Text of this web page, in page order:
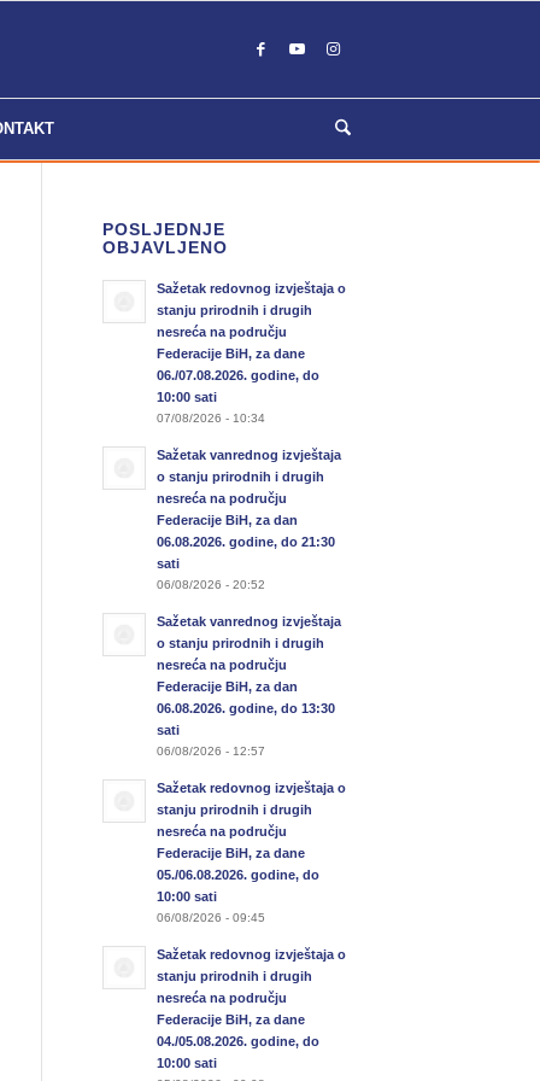
POSLJEDNJE
OBJAVLJENO
Sažetak redovnog izvještaja o
stanju prirodnih i drugih
nesreća na području
Federacije BiH, za dane
06./07.08.2026. godine, do
10:00 sati
07/08/2026 - 10:34
Sažetak vanrednog izvještaja
o stanju prirodnih i drugih
nesreća na području
Federacije BiH, za dan
06.08.2026. godine, do 21:30
sati
06/08/2026 - 20:52
Sažetak vanrednog izvještaja
o stanju prirodnih i drugih
nesreća na području
Federacije BiH, za dan
06.08.2026. godine, do 13:30
sati
06/08/2026 - 12:57
Sažetak redovnog izvještaja o
stanju prirodnih i drugih
nesreća na području
Federacije BiH, za dane
05./06.08.2026. godine, do
10:00 sati
06/08/2026 - 09:45
Sažetak redovnog izvještaja o
stanju prirodnih i drugih
nesreća na području
Federacije BiH, za dane
04./05.08.2026. godine, do
10:00 sati